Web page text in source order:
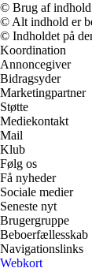
© Brug af
© Alt indhold er
© Indholdet på
Koordination
Annoncegiver
Bidragsyder
Marketingpartner
Støtte
Mediekontakt
Mail
Klub
Følg os
Få nyheder
Sociale medier
Seneste nyt
Brugergruppe
Beboerfællesskab
Navigationslinks
Webkort